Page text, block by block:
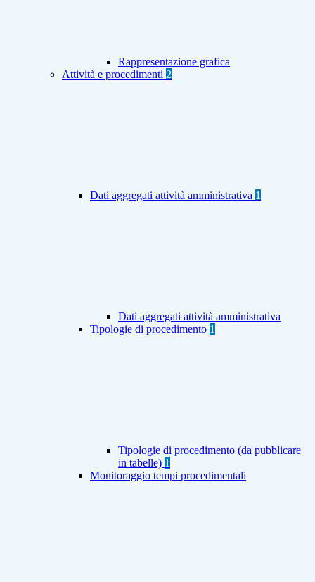
Rappresentazione grafica
Attività e procedimenti 2
Dati aggregati attività amministrativa 1
Dati aggregati attività amministrativa
Tipologie di procedimento 1
Tipologie di procedimento (da pubblicare
in tabelle) 1
Monitoraggio tempi procedimentali